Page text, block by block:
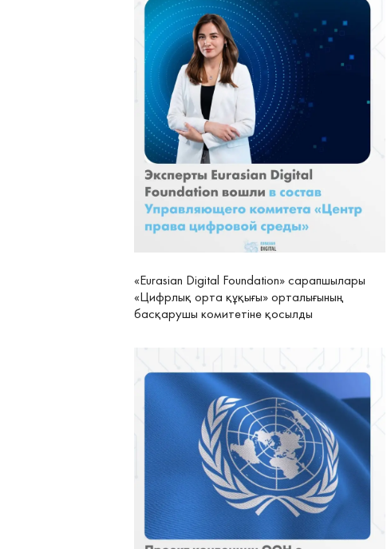
«Eurasian Digital Foundation» сарапшылары
«Цифрлық орта құқығы» орталығының
басқарушы комитетіне қосылды